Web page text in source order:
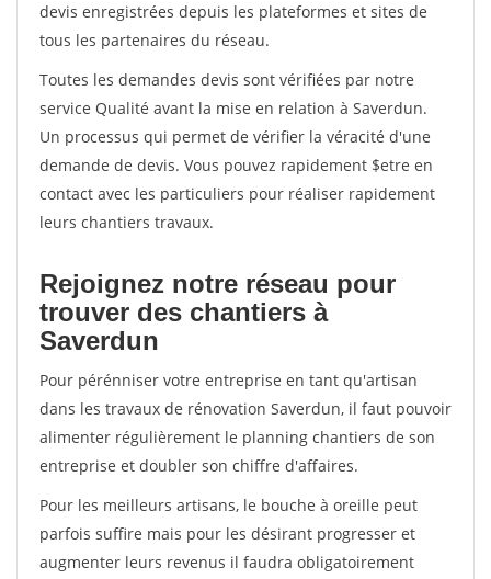
devis enregistrées depuis les plateformes et sites de
tous les partenaires du réseau.
Toutes les demandes devis sont vérifiées par notre
service Qualité avant la mise en relation à Saverdun.
Un processus qui permet de vérifier la véracité d'une
demande de devis. Vous pouvez rapidement $etre en
contact avec les particuliers pour réaliser rapidement
leurs chantiers travaux.
Rejoignez notre réseau pour
trouver des chantiers à
Saverdun
Pour pérénniser votre entreprise en tant qu'artisan
dans les travaux de rénovation Saverdun, il faut pouvoir
alimenter régulièrement le planning chantiers de son
entreprise et doubler son chiffre d'affaires.
Pour les meilleurs artisans, le bouche à oreille peut
parfois suffire mais pour les désirant progresser et
augmenter leurs revenus il faudra obligatoirement